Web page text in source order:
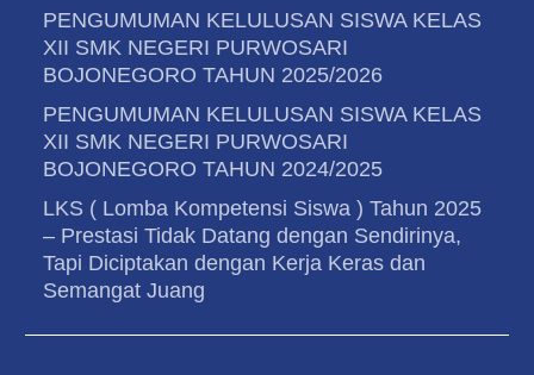
PENGUMUMAN KELULUSAN SISWA KELAS
XII SMK NEGERI PURWOSARI
BOJONEGORO TAHUN 2025/2026
PENGUMUMAN KELULUSAN SISWA KELAS
XII SMK NEGERI PURWOSARI
BOJONEGORO TAHUN 2024/2025
LKS ( Lomba Kompetensi Siswa ) Tahun 2025
– Prestasi Tidak Datang dengan Sendirinya,
Tapi Diciptakan dengan Kerja Keras dan
Semangat Juang